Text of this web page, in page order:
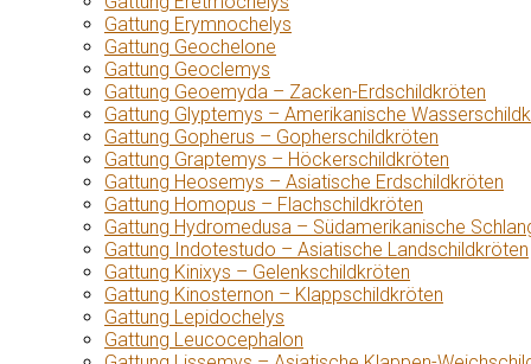
Gattung Erymnochelys
Gattung Geochelone
Gattung Geoclemys
Gattung Geoemyda – Zacken-Erdschildkröten
Gattung Glyptemys – Amerikanische
Gattung Gopherus – Gopherschildkröten
Gattung Graptemys – Höckerschildkröten
Gattung Heosemys – Asiatische Erdschildkröten
Gattung Homopus – Flachschildkröten
Gattung Hydromedusa – Südamerikanische
Gattung Indotestudo – Asiatische Landschildkröten
Gattung Kinixys – Gelenkschildkröten
Gattung Kinosternon – Klappschildkröten
Gattung Lepidochelys
Gattung Leucocephalon